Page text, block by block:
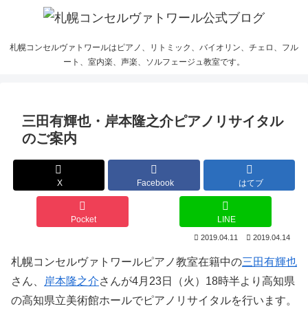
札幌コンセルヴァトワールはピアノ、リトミック、バイオリン、チェロ、フル
ート、室内楽、声楽、ソルフェージュ教室です。
三田有輝也・岸本隆之介ピアノリサイタル
のご案内
X Facebook はてブ
Pocket LINE
2019.04.11 2019.04.14
札幌コンセルヴァトワールピアノ教室在籍中の三田有輝也
さん、
岸本隆之介さんが4月23日（火）18時半より高知県
の高知県立美術館ホールでピアノリサイタルを行います。